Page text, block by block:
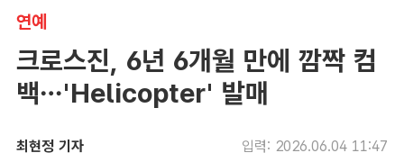
연예
크로스진, 6년 6개월 만에 깜짝 컴
백…'Helicopter' 발매
최현정 기자 입력: 2026.06.04 11:47